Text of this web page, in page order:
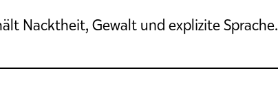
Nacktheit, Gewalt und explizite Sprache.